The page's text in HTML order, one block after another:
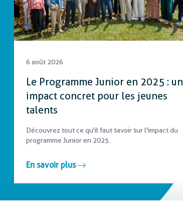
6 août 2026
Le Programme Junior en 2025 : un
impact concret pour les jeunes
talents
Découvrez tout ce qu'il faut savoir sur l'impact du
programme Junior en 2025.
En savoir plus